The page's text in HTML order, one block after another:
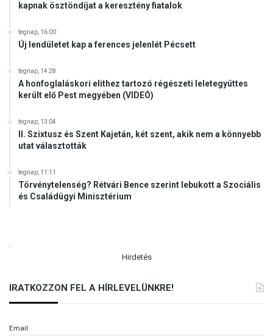
i
t
t
kapnak ösztöndíjat a keresztény fiatalok
tegnap, 16:00
Új lendületet kap a ferences jelenlét Pécsett
tegnap, 14:28
A honfoglaláskori elithez tartozó régészeti leletegyüttes
került elő Pest megyében (VIDEÓ)
tegnap, 13:04
II. Szixtusz és Szent Kajetán, két szent, akik nem a könnyebb
utat választották
tegnap, 11:11
Törvénytelenség? Rétvári Bence szerint lebukott a Szociális
és Családügyi Minisztérium
.
Hirdetés
IRATKOZZON FEL A HÍRLEVELÜNKRE!
Email